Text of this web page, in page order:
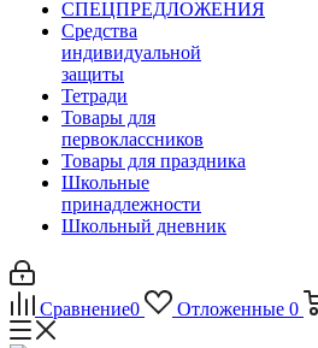
СПЕЦПРЕДЛОЖЕНИЯ
Средства
индивидуальной
защиты
Тетради
Товары для
первоклассников
Товары для праздника
Школьные
принадлежности
Школьный дневник
Сравнение0 Отложенные 0